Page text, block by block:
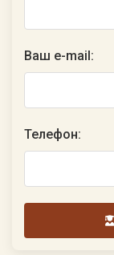
Ваш e-mail:
Телефон: